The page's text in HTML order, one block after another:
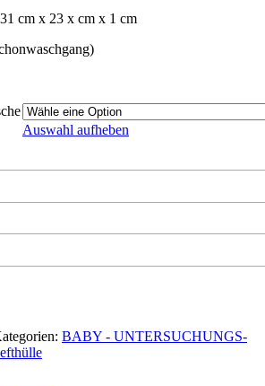
cm x 23 x cm x 1 cm
Auswahl aufheben
BABY - UNTERSUCHUNGS-